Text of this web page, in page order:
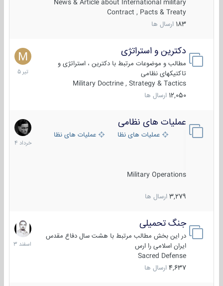
News & Article about International military
Contract , Pacts & Treaty
183 ارسال ها
دکترین و استراتژی
مطالب و موضوعات مرتبط با دکترین ، استراتژی و
تاکتیکهای نظامی
Military Doctrine , Strategy & Tactics
12,050 ارسال ها
27
تیر
1405
عملیات های نظامی
عملیات های نظامی ایرانعملیات های نظامی خارجی
Military Operations
3,279 ارسال ها
5
خرداد
1404
جنگ تحمیلی
در این بخش مطالب مرتبط با هشت سال دفاع مقدس
ایران اسلامی را ارس
Sacred Defense
4,637 ارسال ها
20
اسفند
1403